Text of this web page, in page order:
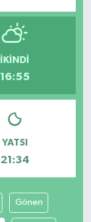
İKINDI
16:55
YATSI
21:34
Gönen